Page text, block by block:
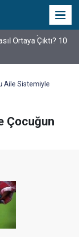
Ortaya Çıktı? 10
Aile Sistemiyle
Çocuğun